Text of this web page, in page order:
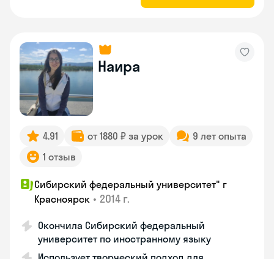
Наира
4.91 от 1880 ₽ за урок
9 лет опыта
1 отзыв
Сибирский федеральный университет" г
Красноярск • 2014 г.
Окончила Сибирский федеральный
университет по иностранному языку